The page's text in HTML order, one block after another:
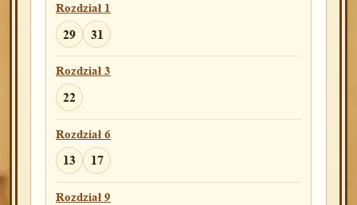
Rozdział 1
29 31
Rozdział 3
22
Rozdział 6
13 17
Rozdział 9